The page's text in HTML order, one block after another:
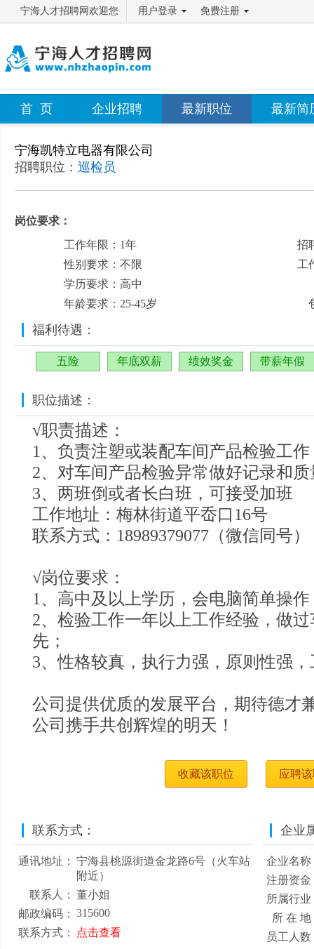
宁海人才招聘网欢迎您 用户登录 免费注册
首 页 企业招聘 最新职位 最新简
宁海凯特立电器有限公司
招聘职位： 巡检员
岗位要求：
工作年限：1年
性别要求：不限
学历要求：高中
年龄要求：25-45岁
招
工
福利待遇：
五险 年底双薪 绩效奖金 带薪年假
职位描述：
√职责描述：
1、负责注塑或装配车间产品检验工作
2、对车间产品检验异常做好记录和
3、两班倒或者长白班，可接受加班
工作地址：梅林街道平岙口16号
联系方式：18989379077（微信同号）
√岗位要求：
1、高中及以上学历，会电脑简单操作
2、检验工作一年以上工作经验，做
先；
3、性格较真，执行力强，原则性强
公司提供优质的发展平台，期待德才
公司携手共创辉煌的明天！
收藏该职位 应聘
联系方式：
通讯地址：
宁海县桃源街道金龙路6号（火车站
附近）
联系人：
董小姐
邮政编码：
315600
联系方式：
点击查看
企业
企业名称
注册资金
所属行业
所 在 地
员工人数